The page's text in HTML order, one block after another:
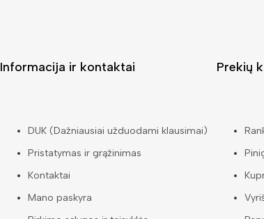
Informacija ir kontaktai
DUK (Dažniausiai užduodami klausimai)
Pristatymas ir grąžinimas
Kontaktai
Mano paskyra
Prekių